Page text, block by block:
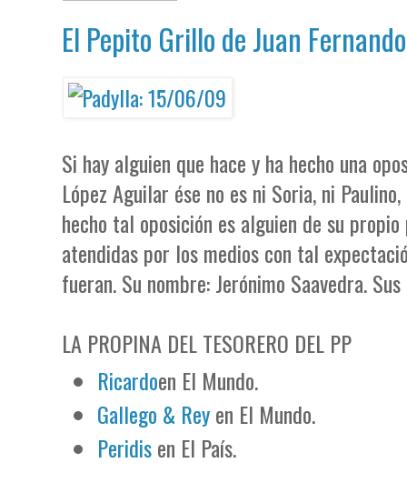
El Pepito Grillo de Juan Fernando
Si hay alguien que hace y ha hecho una
López Aguilar ése no es ni Soria, ni
hecho tal oposición es alguien de su
atendidas por los medios con tal
fueran. Su nombre: Jerónimo Saavedra.
LA PROPINA DEL TESORERO DEL PP
Ricardoen El Mundo.
Gallego & Reyen El Mundo.
Peridisen El País.